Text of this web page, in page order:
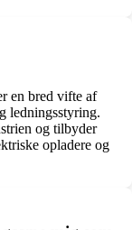
en bred vifte af
ledningsstyring.
og tilbyder
opladere og